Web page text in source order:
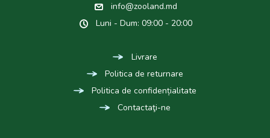
info@zooland.md
Luni - Dum: 09:00 - 20:00
Livrare
Politica de returnare
Politica de confidențialitate
Contactaţi-ne